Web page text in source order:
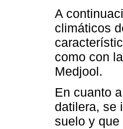
A
climáticos
como con
Medjool.
En cuanto
datilera, se
suelo y